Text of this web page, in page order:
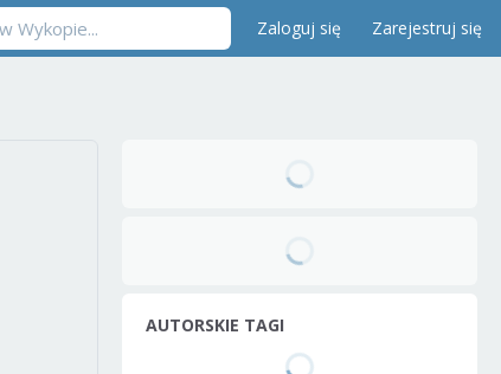
Zaloguj się Zarejestruj się
AUTORSKIE TAGI